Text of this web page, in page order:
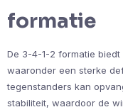
formatie
De 3-4-1-2 formatie
waaronder een sterke
tegenstanders kan
stabiliteit, waardoor de